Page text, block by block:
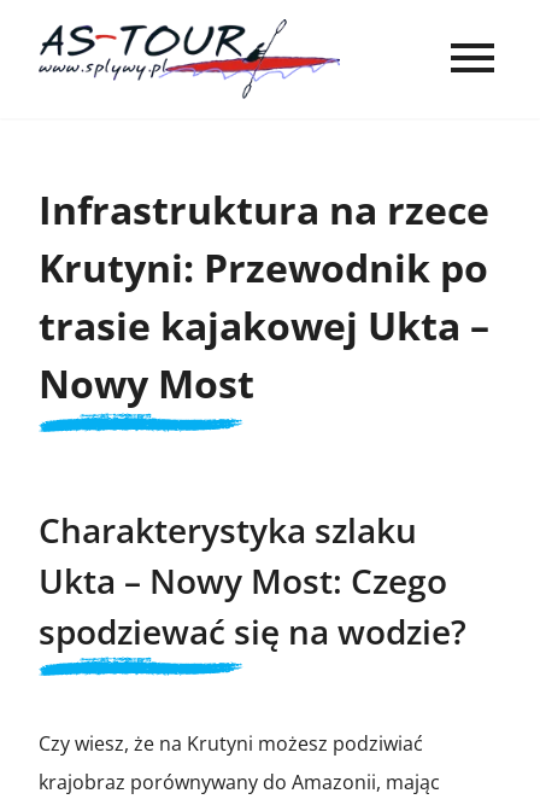
Infrastruktura na rzece
Krutyni: Przewodnik po
trasie kajakowej Ukta –
Nowy Most
Charakterystyka szlaku
Ukta – Nowy Most: Czego
spodziewać się na wodzie?
Czy wiesz, że na Krutyni możesz podziwiać
krajobraz porównywany do Amazonii, mając